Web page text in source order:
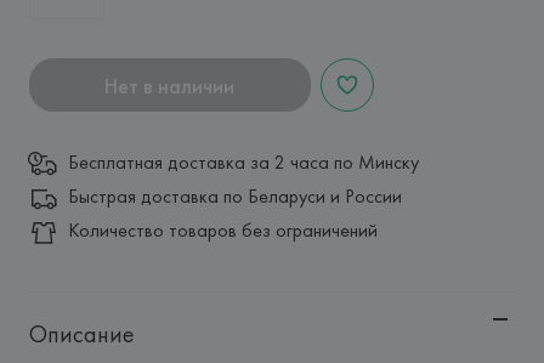
Нет в наличии
Бесплатная доставка за 2 часа по Минску
Быстрая доставка по Беларуси и России
Количество товаров без ограничений
Описание